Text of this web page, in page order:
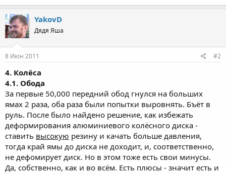
YakovD
Дядя Яша
8 Июн 2011 #2
4. Колёса
4.1. Обода
За первые 50,000 передний обод гнулся на больших
ямах 2 раза, оба раза были попытки выровнять. Бъёт в
руль. После было найдено решение, как избежать
деформирования алюминиевого колёсного диска -
ставить высокую резину и качать больше давления,
тогда край ямы до диска не доходит, и, соответственно,
не дефомирует диск. Но в этом тоже есть свои минусы.
Да, собственно, как и во всём. Есть плюсы - значит есть и